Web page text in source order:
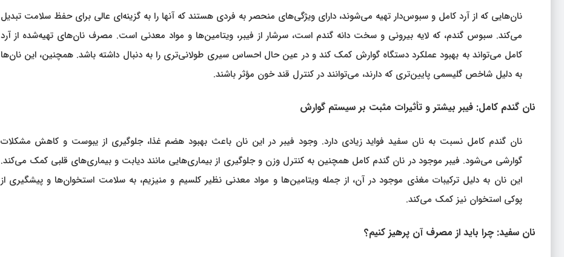
نان‌هایی که از آرد کامل و سبوس‌دار تهیه می‌شوند، دارای ویژگی‌های منحصر به فردی هستند که آنها را به گزینه‌ای عالی برای حفظ سلامت تبدیل
می‌کند. سبوس گندم، که لایه بیرونی و سخت دانه گندم است، سرشار از فیبر، ویتامین‌ها و مواد معدنی است. مصرف نان‌های تهیه‌شده از آرد
کامل می‌تواند به بهبود عملکرد دستگاه گوارش کمک کند و در عین حال احساس سیری طولانی‌تری را به دنبال داشته باشد. همچنین، این نان‌ها
به دلیل شاخص گلیسمی پایین‌تری که دارند، می‌توانند در کنترل قند خون مؤثر باشند.
نان گندم کامل: فیبر بیشتر و تأثیرات مثبت بر سیستم گوارش
نان گندم کامل نسبت به نان سفید فواید زیادی دارد. وجود فیبر در این نان باعث بهبود هضم غذا، جلوگیری از یبوست و کاهش مشکلات
گوارشی می‌شود. فیبر موجود در نان گندم کامل همچنین به کنترل وزن و جلوگیری از بیماری‌هایی مانند دیابت و بیماری‌های قلبی کمک می‌کند.
این نان به دلیل ترکیبات مغذی موجود در آن، از جمله ویتامین‌ها و مواد معدنی نظیر کلسیم و منیزیم، به سلامت استخوان‌ها و پیشگیری از
پوکی استخوان نیز کمک می‌کند.
نان سفید: چرا باید از مصرف آن پرهیز کنیم؟